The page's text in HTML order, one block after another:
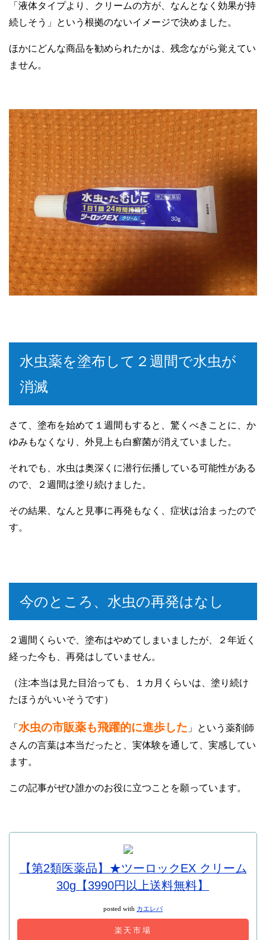
「液体タイプより、クリームの方が、なんとなく効果が持
続しそう」という根拠のないイメージで決めました。
ほかにどんな商品を勧められたかは、残念ながら覚えてい
ません。
水虫薬を塗布して２週間で水虫が
消滅
さて、塗布を始めて１週間もすると、驚くべきことに、か
ゆみもなくなり、外見上も白癬菌が消えていました。
それでも、水虫は奥深くに潜行伝播している可能性がある
ので、２週間は塗り続けました。
その結果、なんと見事に再発もなく、症状は治まったので
す。
今のところ、水虫の再発はなし
２週間くらいで、塗布はやめてしまいましたが、２年近く
経った今も、再発はしていません。
（注:本当は見た目治っても、１カ月くらいは、塗り続け
たほうがいいそうです）
「 水虫の市販薬も飛躍的に進歩した 」という薬剤師
さんの言葉は本当だったと、実体験を通して、実感してい
ます。
この記事がぜひ誰かのお役に立つことを願っています。
【第2類医薬品】★ツーロックEX クリーム
30g【3990円以上送料無料】
posted with カエレバ
楽天市場